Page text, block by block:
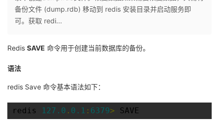
人
主
页
我
的
开
发
者
备份文件 (dump.rdb) 移动到 redis 安装目录并启动服务即
可。获取 redi...
Redis SAVE 命令用于创建当前数据库的备份。
语法
redis Save 命令基本语法如下：
redis 127.0 . 0.1 : 6379> SAVE